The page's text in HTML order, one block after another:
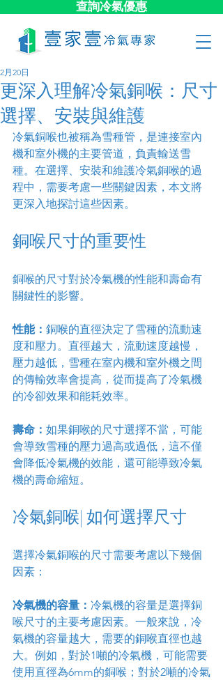
查詢冷氣優惠
更深入理解冷氣銅喉：尺寸
選擇、安裝與維護
2月20日
冷氣銅喉也被稱為雪種管，是連接室內
機和室外機的主要管道，負責輸送雪
種。在選擇、安裝和維護冷氣銅喉的過
程中，需要考慮一些關鍵因素，本文將
更深入地探討這些因素。
銅喉尺寸的重要性
銅喉的尺寸對於冷氣機的性能和壽命有
關鍵性的影響。
性能： 銅喉的直徑決定了雪種的流動速
度和壓力。直徑越大，流動速度越慢，
壓力越低，雪種在室內機和室外機之間
的傳輸效率會提高，從而提高了冷氣機
的冷卻效果和能耗效率。
壽命： 如果銅喉的尺寸選擇不當，可能
會導致雪種的壓力過高或過低，這不僅
會降低冷氣機的效能，還可能導致冷氣
機的壽命縮短。
冷氣銅喉| 如何選擇尺寸
選擇冷氣銅喉的尺寸需要考慮以下幾個
因素：
冷氣機的容量： 冷氣機的容量是選擇銅
喉尺寸的主要考慮因素。一般來說，冷
氣機的容量越大，需要的銅喉直徑也越
大。例如，對於1噸的冷氣機，可能需要
使用直徑為6mm的銅喉；對於2噸的冷氣